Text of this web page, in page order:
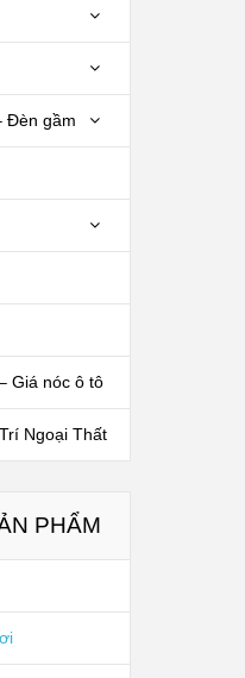
Đèn gầm
Giá nóc ô tô
Ngoại Thất
PHẨM